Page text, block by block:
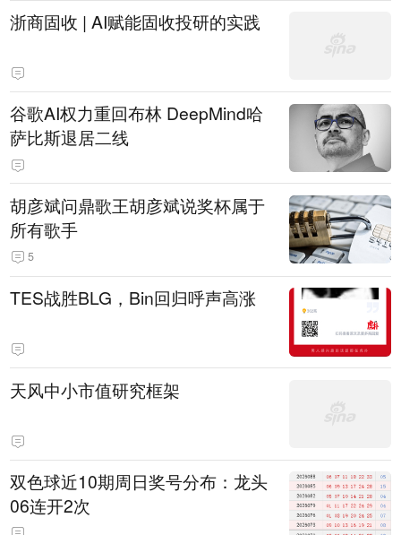
浙商固收 | AI赋能固收投研的实践
谷歌AI权力重回布林 DeepMind哈
萨比斯退居二线
胡彦斌问鼎歌王胡彦斌说奖杯属于
所有歌手
5
TES战胜BLG，Bin回归呼声高涨
天风中小市值研究框架
双色球近10期周日奖号分布：龙头
06连开2次